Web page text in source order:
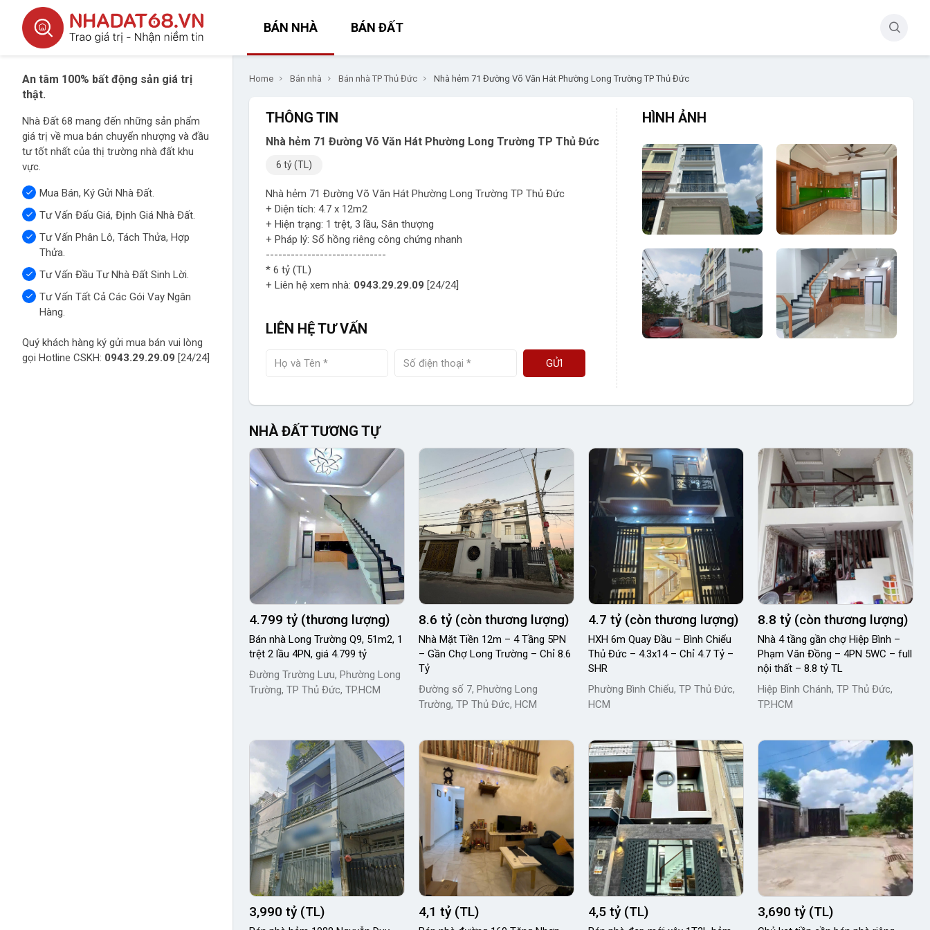
BÁN NHÀ BÁN ĐẤT
An tâm 100% bất động sản giá trị
thật.
Nhà Đất 68 mang đến những sản phẩm
giá trị về mua bán chuyển nhượng và đầu
tư tốt nhất của thị trường nhà đất khu
vực.
Mua Bán, Ký Gửi Nhà Đất.
Tư Vấn Đấu Giá, Định Giá Nhà Đất.
Tư Vấn Phân Lô, Tách Thửa, Hợp
Thửa.
Tư Vấn Đầu Tư Nhà Đất Sinh Lời.
Tư Vấn Tất Cả Các Gói Vay Ngân
Hàng.
Quý khách hàng ký gửi mua bán vui lòng
gọi Hotline CSKH: 0943.29.29.09 [24/24]
Home Bán nhà Bán nhà TP Thủ Đức Nhà hẻm 71 Đường Võ Văn Hát Phường Long Trường TP Thủ Đức
THÔNG TIN
Nhà hẻm 71 Đường Võ Văn Hát Phường Long Trường TP Thủ Đức
6 tỷ (TL)
Nhà hẻm 71 Đường Võ Văn Hát Phường Long Trường TP Thủ Đức
+ Diện tích: 4.7 x 12m2
+ Hiện trạng: 1 trệt, 3 lầu, Sân thượng
+ Pháp lý: Sổ hồng riêng công chứng nhanh
-----------------------------
* 6 tỷ (TL)
+ Liên hệ xem nhà: 0943.29.29.09 [24/24]
LIÊN HỆ TƯ VẤN
GỬI
HÌNH ẢNH
NHÀ ĐẤT TƯƠNG TỰ
4.799 tỷ (thương lượng)
Bán nhà Long Trường Q9, 51m2, 1
trệt 2 lầu 4PN, giá 4.799 tỷ
Đường Trường Lưu, Phường Long
Trường, TP Thủ Đức, TP.HCM
8.6 tỷ (còn thương lượng)
Nhà Mặt Tiền 12m – 4 Tầng 5PN
– Gần Chợ Long Trường – Chỉ 8.6
Tỷ
Đường số 7, Phường Long
Trường, TP Thủ Đức, HCM
4.7 tỷ (còn thương lượng)
HXH 6m Quay Đầu – Bình Chiểu
Thủ Đức – 4.3x14 – Chỉ 4.7 Tỷ –
SHR
Phường Bình Chiểu, TP Thủ Đức,
HCM
8.8 tỷ (còn thương lượng)
Nhà 4 tầng gần chợ Hiệp Bình –
Phạm Văn Đồng – 4PN 5WC – full
nội thất – 8.8 tỷ TL
Hiệp Bình Chánh, TP Thủ Đức,
TP.HCM
3,990 tỷ (TL) 4,1 tỷ (TL) 4,5 tỷ (TL) 3,690 tỷ (TL)